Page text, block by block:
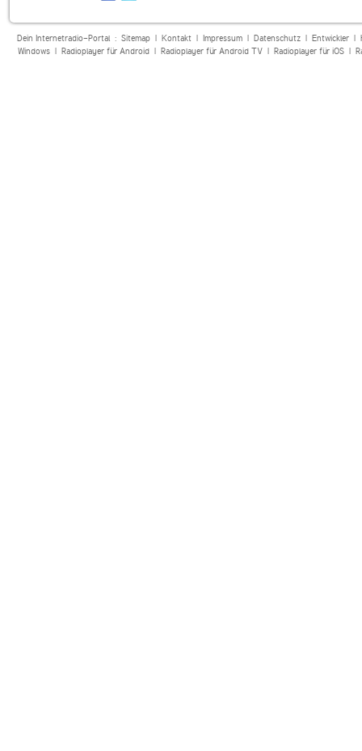
Dein Internetradio-Portal : Sitemap| Kontakt| Impressum| Datenschutz| Entwickler|
Windows| Radioplayer für Android| Radioplayer für Android TV| Radioplayer für iOS|